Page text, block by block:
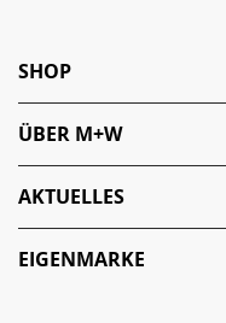
SHOP
ÜBER M+W
AKTUELLES
EIGENMARKE